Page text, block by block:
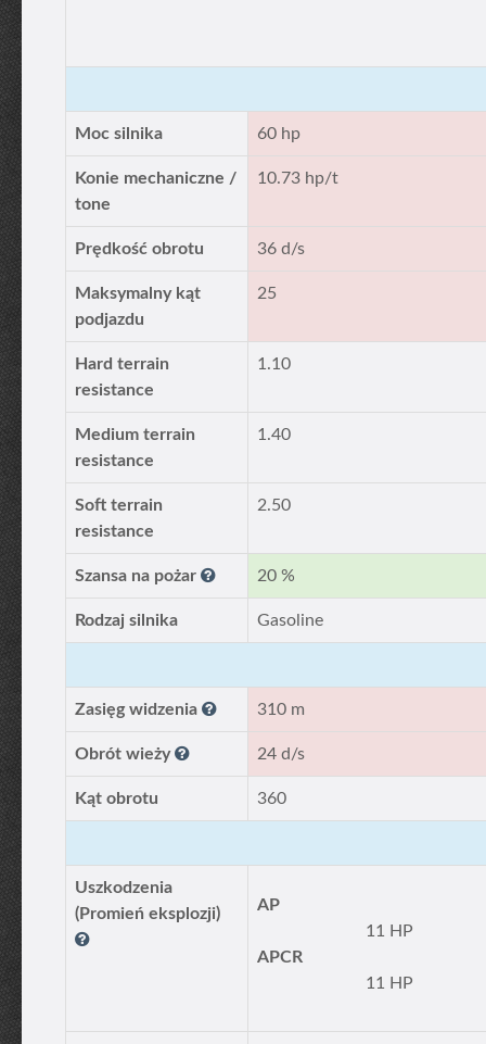
Moc silnika 60 hp
Konie mechaniczne /
tone
10.73 hp/t
Prędkość obrotu 36 d/s
Maksymalny kąt
podjazdu
25
Hard terrain
resistance
1.10
Medium terrain
resistance
1.40
Soft terrain
resistance
2.50
Szansa na pożar 20 %
Rodzaj silnika Gasoline
Zasięg widzenia 310 m
Obrót wieży 24 d/s
Kąt obrotu 360
Uszkodzenia
(Promień eksplozji)
AP
11 HP
APCR
11 HP